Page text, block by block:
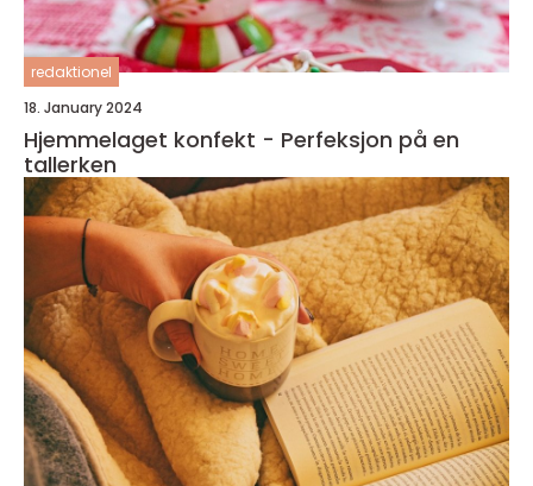
redaktionel
18. January 2024
Hjemmelaget konfekt - Perfeksjon på en
tallerken